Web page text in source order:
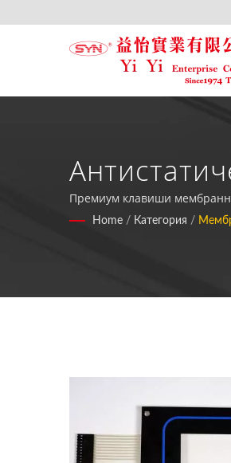
Премиум клавиши
производстве электронных
Home / Категория /